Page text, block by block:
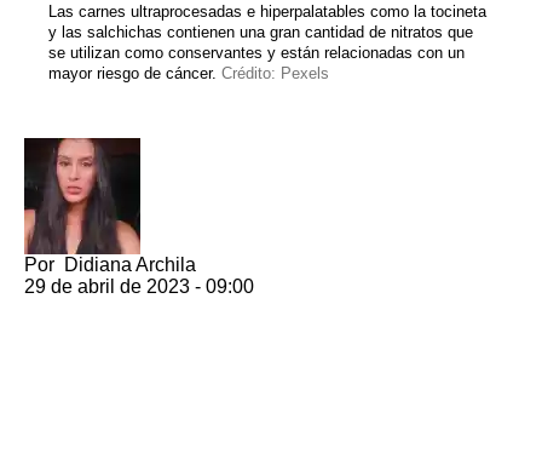
Las carnes ultraprocesadas e hiperpalatables como la tocineta
y las salchichas contienen una gran cantidad de nitratos que
se utilizan como conservantes y están relacionadas con un
mayor riesgo de cáncer. Crédito: Pexels
Por Didiana Archila
29 de abril de 2023 - 09:00